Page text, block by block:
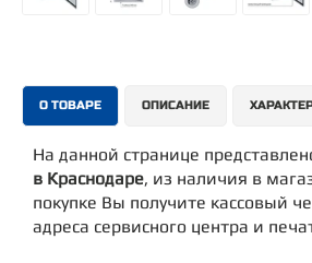
О ТОВАРЕ ОПИСАНИЕ
На данной странице
в Краснодаре, из наличия в
покупке Вы получите кассовый
адреса сервисного центра и